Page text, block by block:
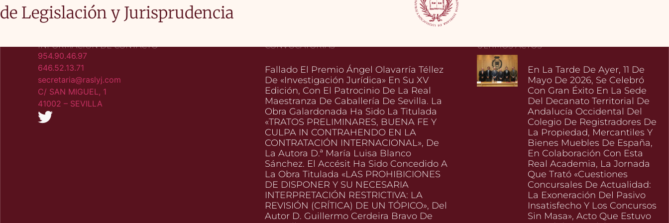
de Legislación y Jurisprudencia
INFORMACIÓN DE CONTACTO
954.90.46.97
646.52.13.71
secretaria@raslyj.com
C/ SAN MIGUEL, 1
41002 – SEVILLA​
CONVOCATORIAS
Fallado El Premio Ángel Olavarría Téllez
De «Investigación Jurídica» En Su XV
Edición, Con El Patrocinio De La Real
Maestranza De Caballería De Sevilla. La
Obra Galardonada Ha Sido La Titulada
«TRATOS PRELIMINARES, BUENA FE Y
CULPA IN CONTRAHENDO EN LA
CONTRATACIÓN INTERNACIONAL», De
La Autora D.ª María Luisa Blanco
Sánchez. El Accésit Ha Sido Concedido A
La Obra Titulada «LAS PROHIBICIONES
DE DISPONER Y SU NECESARIA
INTERPRETACIÓN RESTRICTIVA: LA
REVISIÓN (CRÍTICA) DE UN TÓPICO», Del
Autor D. Guillermo Cerdeira Bravo De
ÚLTIMOS ACTOS
En La Tarde De Ayer, 11 De
Mayo De 2026, Se Celebró
Con Gran Éxito En La Sede
Del Decanato Territorial De
Andalucía Occidental Del
Colegio De Registradores De
La Propiedad, Mercantiles Y
Bienes Muebles De España,
En Colaboración Con Esta
Real Academia, La Jornada
Que Trató «Cuestiones
Concursales De Actualidad:
La Exoneración Del Pasivo
Insatisfecho Y Los Concursos
Sin Masa», Acto Que Estuvo